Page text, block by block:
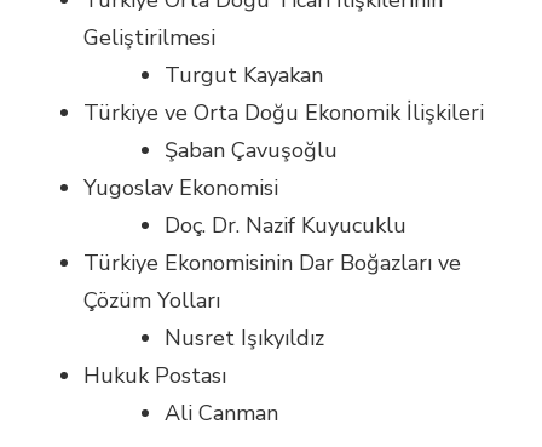
Geliştirilmesi
Turgut Kayakan
Türkiye ve Orta Doğu Ekonomik İlişkileri
Şaban Çavuşoğlu
Yugoslav Ekonomisi
Doç. Dr. Nazif Kuyucuklu
Türkiye Ekonomisinin Dar Boğazları ve
Çözüm Yolları
Nusret Işıkyıldız
Hukuk Postası
Ali Canman